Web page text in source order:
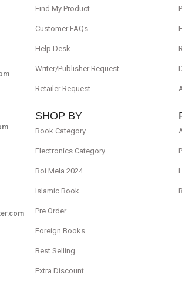
Find My Product
Customer FAQs
Help Desk
Writer/Publisher Request
Retailer Request
SHOP BY
Book Category
Electronics Category
Boi Mela 2024
Islamic Book
Pre Order
Foreign Books
Best Selling
Extra Discount